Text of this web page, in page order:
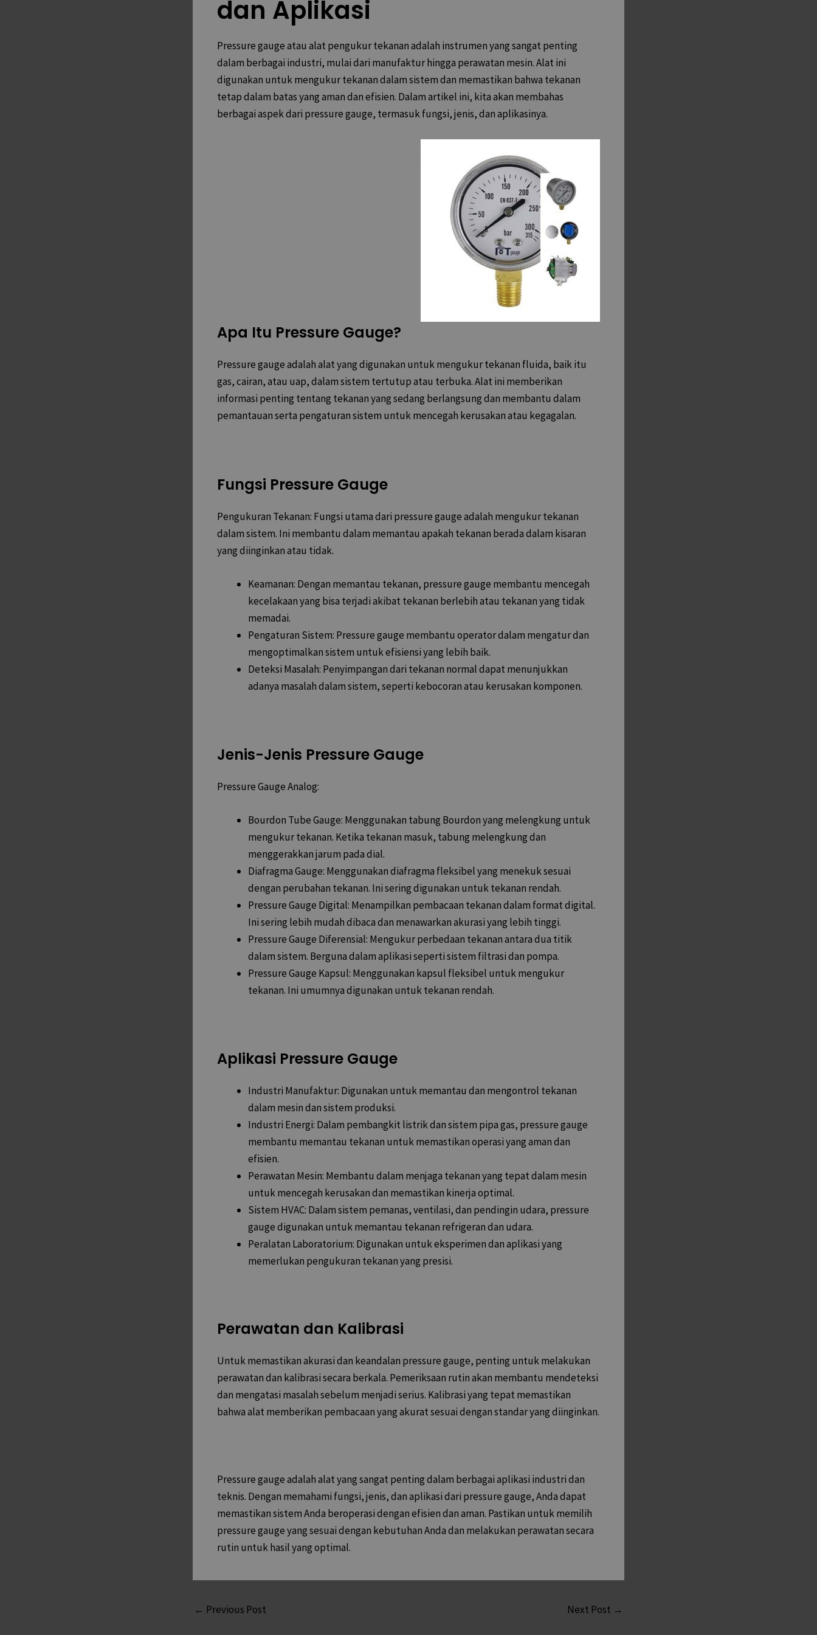
dan Aplikasi
Pressure gauge atau alat pengukur tekanan adalah instrumen yang sangat penting
dalam berbagai industri, mulai dari manufaktur hingga perawatan mesin. Alat ini
digunakan untuk mengukur tekanan dalam sistem dan memastikan bahwa tekanan
tetap dalam batas yang aman dan efisien. Dalam artikel ini, kita akan membahas
berbagai aspek dari pressure gauge, termasuk fungsi, jenis, dan aplikasinya.
Apa Itu Pressure Gauge?
Pressure gauge adalah alat yang digunakan untuk mengukur tekanan fluida, baik itu
gas, cairan, atau uap, dalam sistem tertutup atau terbuka. Alat ini memberikan
informasi penting tentang tekanan yang sedang berlangsung dan membantu dalam
pemantauan serta pengaturan sistem untuk mencegah kerusakan atau kegagalan.
Fungsi Pressure Gauge
Pengukuran Tekanan: Fungsi utama dari pressure gauge adalah mengukur tekanan
dalam sistem. Ini membantu dalam memantau apakah tekanan berada dalam kisaran
yang diinginkan atau tidak.
Keamanan: Dengan memantau tekanan, pressure gauge membantu mencegah
kecelakaan yang bisa terjadi akibat tekanan berlebih atau tekanan yang tidak
memadai.
Pengaturan Sistem: Pressure gauge membantu operator dalam mengatur dan
mengoptimalkan sistem untuk efisiensi yang lebih baik.
Deteksi Masalah: Penyimpangan dari tekanan normal dapat menunjukkan
adanya masalah dalam sistem, seperti kebocoran atau kerusakan komponen.
Jenis-Jenis Pressure Gauge
Pressure Gauge Analog:
Bourdon Tube Gauge: Menggunakan tabung Bourdon yang melengkung untuk
mengukur tekanan. Ketika tekanan masuk, tabung melengkung dan
menggerakkan jarum pada dial.
Diafragma Gauge: Menggunakan diafragma fleksibel yang menekuk sesuai
dengan perubahan tekanan. Ini sering digunakan untuk tekanan rendah.
Pressure Gauge Digital: Menampilkan pembacaan tekanan dalam format digital.
Ini sering lebih mudah dibaca dan menawarkan akurasi yang lebih tinggi.
Pressure Gauge Diferensial: Mengukur perbedaan tekanan antara dua titik
dalam sistem. Berguna dalam aplikasi seperti sistem filtrasi dan pompa.
Pressure Gauge Kapsul: Menggunakan kapsul fleksibel untuk mengukur
tekanan. Ini umumnya digunakan untuk tekanan rendah.
Aplikasi Pressure Gauge
Industri Manufaktur: Digunakan untuk memantau dan mengontrol tekanan
dalam mesin dan sistem produksi.
Industri Energi: Dalam pembangkit listrik dan sistem pipa gas, pressure gauge
membantu memantau tekanan untuk memastikan operasi yang aman dan
efisien.
Perawatan Mesin: Membantu dalam menjaga tekanan yang tepat dalam mesin
untuk mencegah kerusakan dan memastikan kinerja optimal.
Sistem HVAC: Dalam sistem pemanas, ventilasi, dan pendingin udara, pressure
gauge digunakan untuk memantau tekanan refrigeran dan udara.
Peralatan Laboratorium: Digunakan untuk eksperimen dan aplikasi yang
memerlukan pengukuran tekanan yang presisi.
Perawatan dan Kalibrasi
Untuk memastikan akurasi dan keandalan pressure gauge, penting untuk melakukan
perawatan dan kalibrasi secara berkala. Pemeriksaan rutin akan membantu mendeteksi
dan mengatasi masalah sebelum menjadi serius. Kalibrasi yang tepat memastikan
bahwa alat memberikan pembacaan yang akurat sesuai dengan standar yang diinginkan.
Pressure gauge adalah alat yang sangat penting dalam berbagai aplikasi industri dan
teknis. Dengan memahami fungsi, jenis, dan aplikasi dari pressure gauge, Anda dapat
memastikan sistem Anda beroperasi dengan efisien dan aman. Pastikan untuk memilih
pressure gauge yang sesuai dengan kebutuhan Anda dan melakukan perawatan secara
rutin untuk hasil yang optimal.
← Previous Post Next Post →